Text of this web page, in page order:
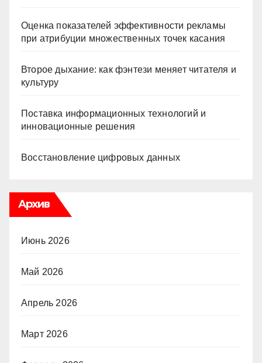
Оценка показателей эффективности рекламы
при атрибуции множественных точек касания
Второе дыхание: как фэнтези меняет читателя и
культуру
Поставка информационных технологий и
инновационные решения
Восстановление цифровых данных
Архив
Июнь 2026
Май 2026
Апрель 2026
Март 2026